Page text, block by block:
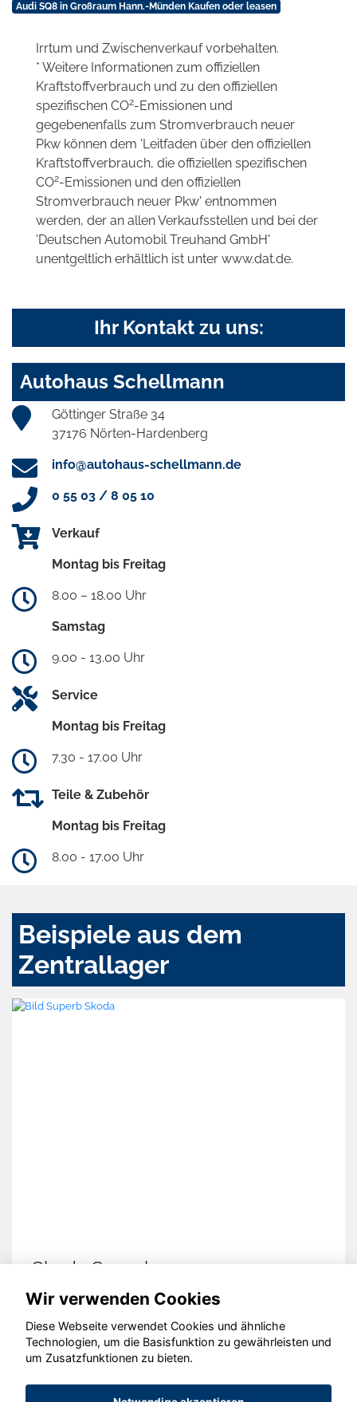
Audi SQ8 in Großraum Hann.-Münden Kaufen oder leasen
Irrtum und Zwischenverkauf vorbehalten.
* Weitere Informationen zum offiziellen
Kraftstoffverbrauch und zu den offiziellen
spezifischen CO2-Emissionen und
gegebenenfalls zum Stromverbrauch neuer
Pkw können dem 'Leitfaden über den offiziellen
Kraftstoffverbrauch, die offiziellen spezifischen
CO2-Emissionen und den offiziellen
Stromverbrauch neuer Pkw' entnommen
werden, der an allen Verkaufsstellen und bei der
'Deutschen Automobil Treuhand GmbH'
unentgeltlich erhältlich ist unter www.dat.de.
Ihr Kontakt zu uns:
Autohaus Schellmann
Göttinger Straße 34
37176 Nörten-Hardenberg
info@autohaus-schellmann.de
0 55 03 / 8 05 10
Verkauf
Montag bis Freitag
8.00 – 18.00 Uhr
Samstag
9.00 - 13.00 Uhr
Service
Montag bis Freitag
7.30 - 17.00 Uhr
Teile & Zubehör
Montag bis Freitag
8.00 - 17.00 Uhr
Beispiele aus dem
Zentrallager
Hyundai
© konjunkturmotor.de GmbH 2020 - 2026
Wir verwenden Cookies
Diese Webseite verwendet Cookies und ähnliche
Technologien, um die Basisfunktion zu gewährleisten und
um Zusatzfunktionen zu bieten.